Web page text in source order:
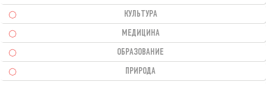
КУЛЬТУРА
МЕДИЦИНА
ОБРАЗОВАНИЕ
ПРИРОДА